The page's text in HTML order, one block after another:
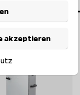
akzeptieren